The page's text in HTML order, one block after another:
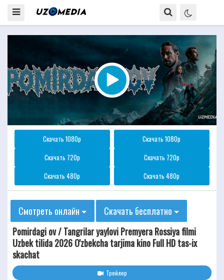
Скачать 1080p
Скачать 1080p
Скачать 720p
Скачать 720p
Скачать 480p
Скачать 480p
Смотреть онлайн
Скачать бесплатно
Pomirdagi ov / Tangrilar yaylovi Premyera Rossiya filmi
Uzbek tilida 2026 O'zbekcha tarjima kino Full HD tas-ix
skachat
Трейлер